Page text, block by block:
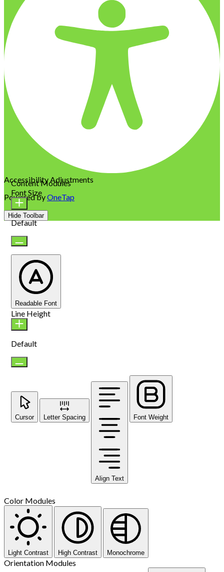
Accessibility Adjustments
Powered byOneTap
Hide Toolbar
Content Modules
Font Size
Default
Readable Font
Line Height
Default
Cursor Letter Spacing
Align Text
Font Weight
Color Modules
Light Contrast High Contrast Monochrome
Orientation Modules